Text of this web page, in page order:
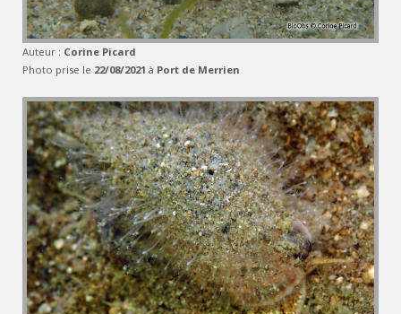
Auteur : Corine Picard
Photo prise le 22/08/2021 à Port de Merrien